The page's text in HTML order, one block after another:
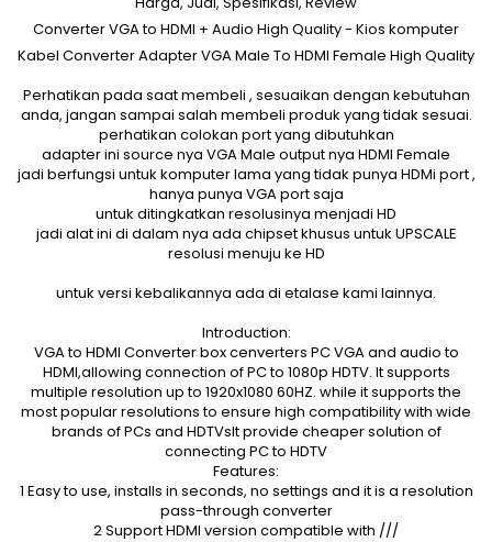
Converter VGA to HDMI + Audio High Quality - Kios komputer
Kabel Converter Adapter VGA Male To HDMI Female High Quality
Perhatikan pada saat membeli , sesuaikan dengan kebutuhan
anda, jangan sampai salah membeli produk yang tidak sesuai.
perhatikan colokan port yang dibutuhkan
adapter ini source nya VGA Male output nya HDMI Female
jadi berfungsi untuk komputer lama yang tidak punya HDMi port ,
hanya punya VGA port saja
untuk ditingkatkan resolusinya menjadi HD
jadi alat ini di dalam nya ada chipset khusus untuk UPSCALE
resolusi menuju ke HD
untuk versi kebalikannya ada di etalase kami lainnya.
Introduction:
VGA to HDMI Converter box cenverters PC VGA and audio to
HDMI,allowing connection of PC to 1080p HDTV. It supports
multiple resolution up to 1920x1080 60HZ. while it supports the
most popular resolutions to ensure high compatibility with wide
brands of PCs and HDTVsIt provide cheaper solution of
connecting PC to HDTV
Features:
1 Easy to use, installs in seconds, no settings and it is a resolution
pass-through converter
2 Support HDMI version compatible with ///